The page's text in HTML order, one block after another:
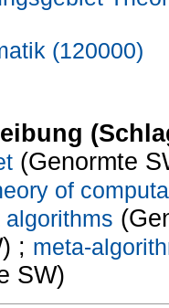
(120000)
(Genormte
of
; meta-
SW)